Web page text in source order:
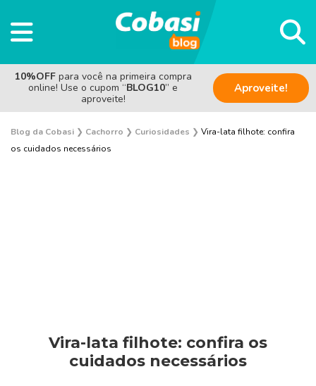
10%OFF para você na primeira compra
online! Use o cupom “BLOG10” e
aproveite!
Aproveite!
Blog da Cobasi ❯ Cachorro ❯ Curiosidades ❯ Vira-lata filhote: confira
os cuidados necessários
Alimentação
Vira-lata filhote: confira os
cuidados necessários